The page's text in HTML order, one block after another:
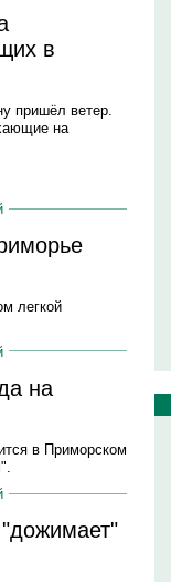
в
пришёл ветер.
на
легкой
на
в Приморском